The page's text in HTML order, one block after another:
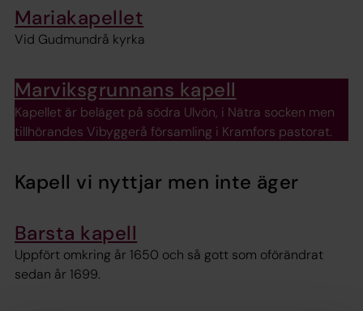
Mariakapellet
Vid Gudmundrå kyrka
Marviksgrunnans kapell
Kapellet är beläget på södra Ulvön, i Nätra socken men
tillhörandes Vibyggerå församling i Kramfors pastorat.
Kapell vi nyttjar men inte äger
Barsta kapell
Uppfört omkring år 1650 och så gott som oförändrat
sedan år 1699.